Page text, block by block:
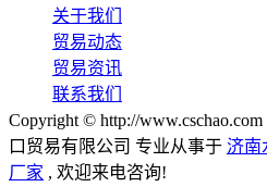
关于我们
贸易动态
贸易资讯
联系我们
Copyright © http://
口贸易有限公司 专业从事于 济南
厂家 , 欢迎来电咨询!